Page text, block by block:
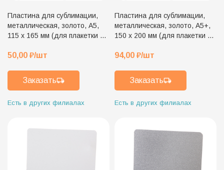
Пластина для сублимации,
металлическая, золото, А5,
115 х 165 мм (для плакетки 15
50,00 ₽/шт
Заказать
Есть в других филиалах
Пластина для сублимации,
металлическая, золото, А5+,
150 х 200 мм (для плакетки 20
94,00 ₽/шт
Заказать
Есть в других филиалах